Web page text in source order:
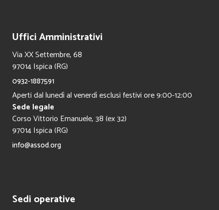
Uffici Amministrativi
Via XX Settembre, 68
97014 Ispica (RG)
0932-1887591
Aperti dal lunedì al venerdì esclusi festivi ore 9:00-12:00
Sede legale
Corso Vittorio Emanuele, 38 (ex 32)
97014 Ispica (RG)
info@assod.org
Sedi operative